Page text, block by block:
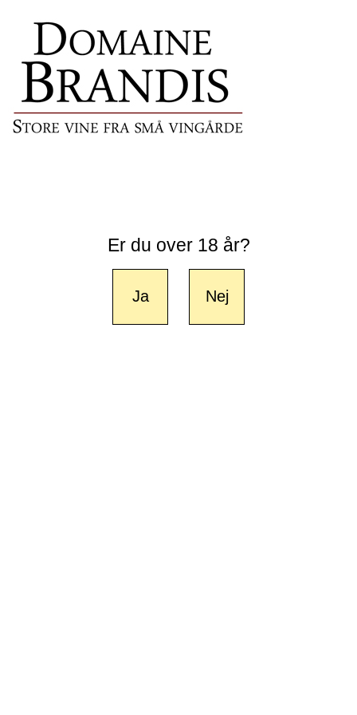
Er du over 18 år?
Ja Nej